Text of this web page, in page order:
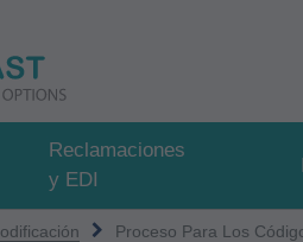
Reclamaciones
y EDI
Proceso Para Los